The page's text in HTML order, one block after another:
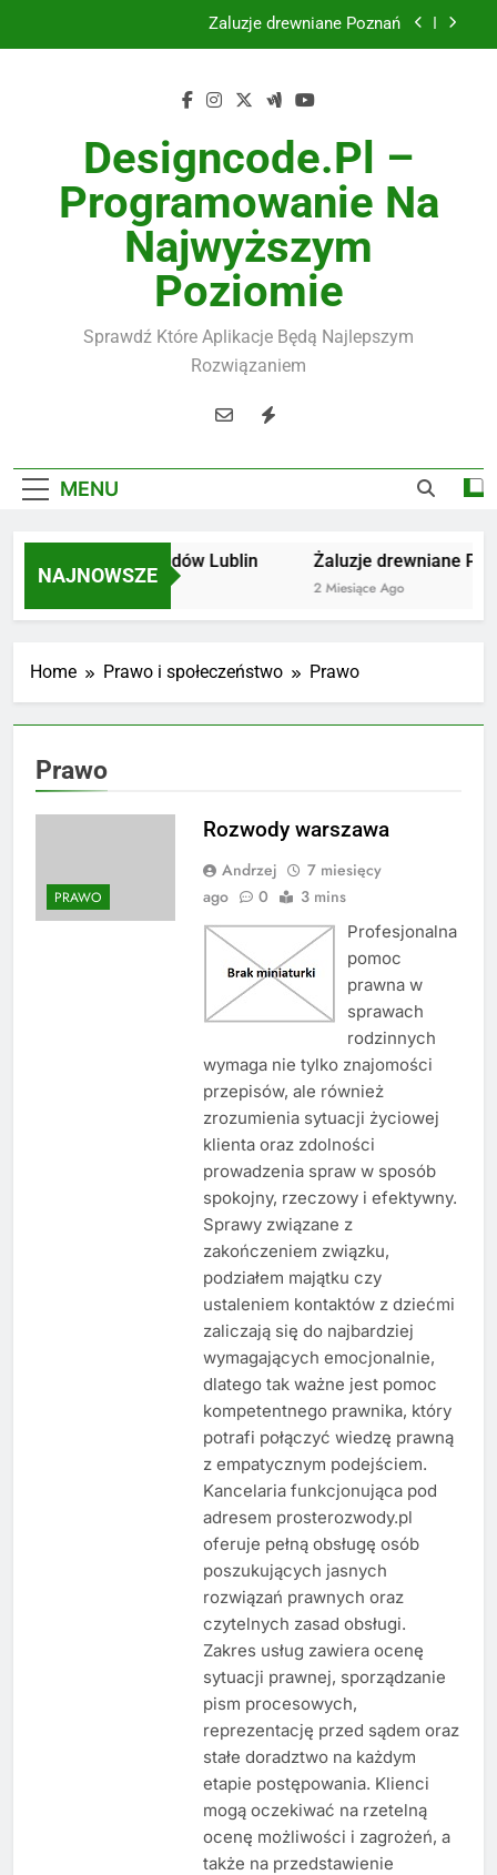
Instalacje elektryczne Gdańsk
Żaluzje drewniane Poznań
Instalacje elektryczne Gdańsk
Wysokiej jakości spławik elektryczny
Designcode.pl –
Programowanie Na
Najwyższym
Poziomie
Sprawdź Które Aplikacje Będą Najlepszym
Rozwiązaniem
MENU
NAJNOWSZE
Utylizacja odpadów Lublin
2 Miesiące Ago
Żaluzje drewniane
2 Miesiące Ago
Home Prawo i społeczeństwo Prawo
Prawo
PRAWO
Rozwody warszawa
Andrzej
7 miesięcy
ago
0 3 mins
Profesjonalna
pomoc
prawna w
sprawach
rodzinnych
wymaga nie tylko znajomości
przepisów, ale również
zrozumienia sytuacji życiowej
klienta oraz zdolności
prowadzenia spraw w sposób
spokojny, rzeczowy i efektywny.
Sprawy związane z
zakończeniem związku,
podziałem majątku czy
ustaleniem kontaktów z dziećmi
zaliczają się do najbardziej
wymagających emocjonalnie,
dlatego tak ważne jest pomoc
kompetentnego prawnika, który
potrafi połączyć wiedzę prawną
z empatycznym podejściem.
Kancelaria funkcjonująca pod
adresem prosterozwody.pl
oferuje pełną obsługę osób
poszukujących jasnych
rozwiązań prawnych oraz
czytelnych zasad obsługi.
Zakres usług zawiera ocenę
sytuacji prawnej, sporządzanie
pism procesowych,
reprezentację przed sądem oraz
stałe doradztwo na każdym
etapie postępowania. Klienci
mogą oczekiwać na rzetelną
ocenę możliwości i zagrożeń, a
także na przedstawienie